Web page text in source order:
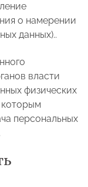
о намерении
данных)..
власти
физических
персональных